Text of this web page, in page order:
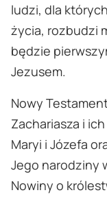
ludzi, dla
życia, rozbudzi
będzie
Jezusem.
Nowy
Zachariasza i
Maryi i Józefa
Jego narodziny
Nowiny o